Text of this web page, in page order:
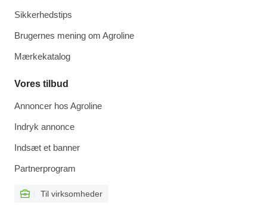
Sikkerhedstips
Brugernes mening om Agroline
Mærkekatalog
Vores tilbud
Annoncer hos Agroline
Indryk annonce
Indsæt et banner
Partnerprogram
Til virksomheder